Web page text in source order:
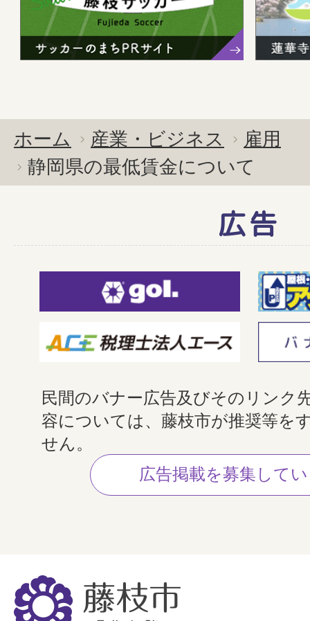
ホーム 産業・ビジネス
雇用
静岡県の最低賃金について
広告
民間のバナー広告及びそのリンク
容については、藤枝市が推奨等を
せん。
広告掲載を募集して
藤
枝